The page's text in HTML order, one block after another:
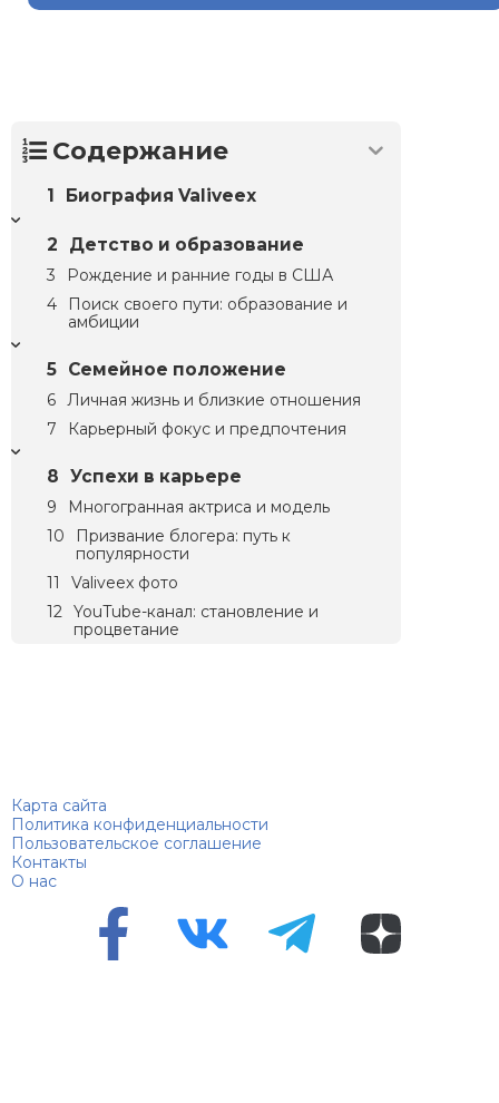
Содержание
Биография Valiveex
Детство и образование
Рождение и ранние годы в США
Поиск своего пути: образование и
амбиции
Семейное положение
Личная жизнь и близкие отношения
Карьерный фокус и предпочтения
Успехи в карьере
Многогранная актриса и модель
Призвание блогера: путь к
популярности
Valiveex фото
YouTube-канал: становление и
процветание
Карта сайта
Политика конфиденциальности
Пользовательское соглашение
Контакты
О нас